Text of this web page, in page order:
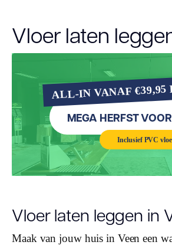
Vloer laten
ALL-IN VANAF €39,95
MEGA HERFST
Inclusief PVC
Vloer laten leggen in
Maak van jouw huis in Veen een